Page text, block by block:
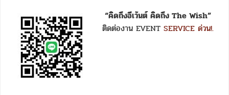
“คิดถึงอีเว้นต์ คิดถึง The Wish”
ติดต่องาน EVENT SERVICE ด่วน!.